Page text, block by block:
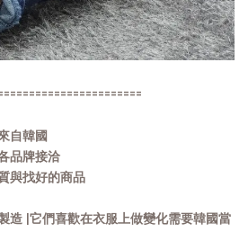
自韓國
品牌接洽
與找好的商品
造 |它們喜歡在衣服上做變化需要韓國當